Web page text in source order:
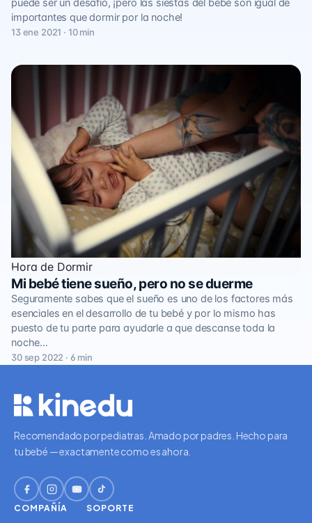
puede ser un desafío, ¡pero las siestas del bebé son igual de
importantes que dormir por la noche!
13 ene 2021 · 10 min
Hora de Dormir
Mi bebé tiene sueño, pero no se duerme
Seguramente sabes que el sueño es uno de los factores más
esenciales en el desarrollo de tu bebé y por lo mismo has
puesto de tu parte para ayudarle a que descanse toda la
noche…
30 sep 2022 · 6 min
Recomendado por pediatras. Amado por padres. Hecho para
tu bebé — exactamente como es ahora.
COMPAÑÍA SOPORTE